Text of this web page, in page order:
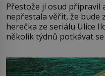
Přestože jí osud připravil
nepřestala věřit, že bude znovu
herečka ze seriálu Ulice
několik týdnů potkávat